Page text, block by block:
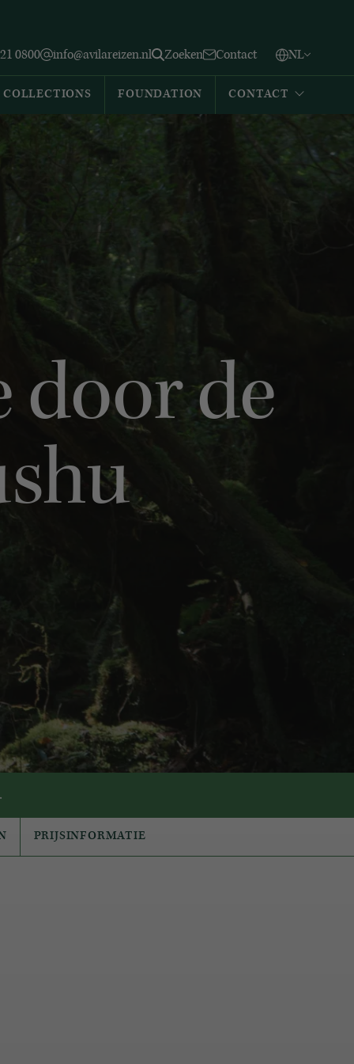
0800 info@avilareizen.nl Zoeken Contact NL
Español
COLLECTIONS FOUNDATION CONTACT
door de
PRIJSINFORMATIE